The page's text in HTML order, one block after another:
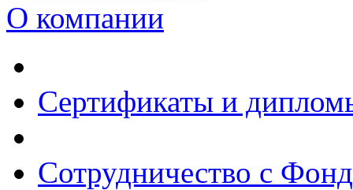
О компании
Сертификаты и
Сотрудничество с